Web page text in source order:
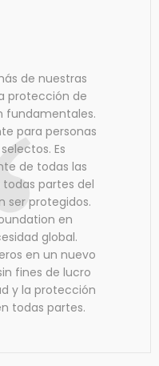
de nuestras
protección de
fundamentales.
para personas
Es
de todas las
partes del
ser protegidos.
en
global.
en un nuevo
fines de lucro
y la protección
todas partes.